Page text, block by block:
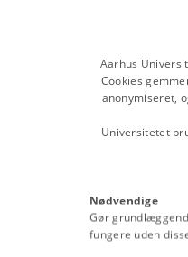
Tidligere ansat
Forskningsområder:
den kolde krig
Aarhus
Cookies
anonymiseret,
Universitetet
Nødvendige
Gør
fungere uden